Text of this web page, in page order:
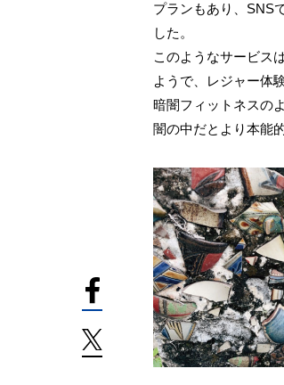
プランもあり、SNS
した。
このようなサービス
ようで、レジャー体
暗闇フィットネスの
闇の中だとより本能